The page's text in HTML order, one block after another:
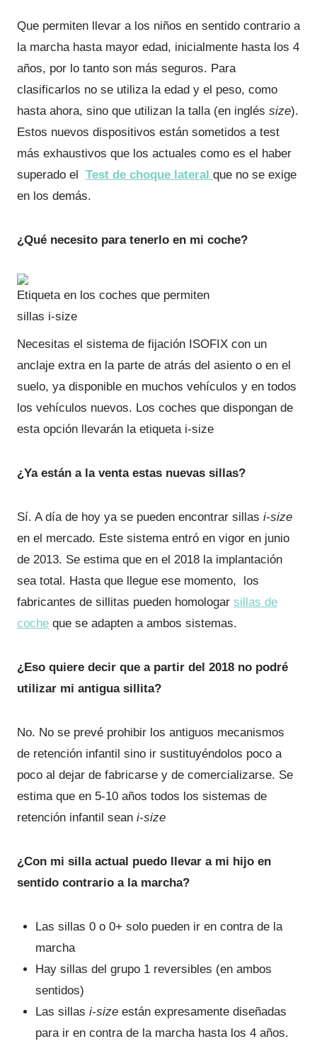
Que permiten llevar a los niños en sentido contrario a
la marcha hasta mayor edad, inicialmente hasta los 4
años, por lo tanto son más seguros. Para
clasificarlos no se utiliza la edad y el peso, como
hasta ahora, sino que utilizan la talla (en inglés size).
Estos nuevos dispositivos están sometidos a test
más exhaustivos que los actuales como es el haber
superado el Test de choque lateral que no se exige
en los demás.
¿Qué necesito para tenerlo en mi coche?
Etiqueta en los coches que permiten
sillas i-size
Necesitas el sistema de fijación ISOFIX con un
anclaje extra en la parte de atrás del asiento o en el
suelo, ya disponible en muchos vehículos y en todos
los vehículos nuevos. Los coches que dispongan de
esta opción llevarán la etiqueta i-size
¿Ya están a la venta estas nuevas sillas?
Sí. A día de hoy ya se pueden encontrar sillas i-size
en el mercado. Este sistema entró en vigor en junio
de 2013. Se estima que en el 2018 la implantación
sea total. Hasta que llegue ese momento, los
fabricantes de sillitas pueden homologar sillas de
coche que se adapten a ambos sistemas.
¿Eso quiere decir que a partir del 2018 no podré
utilizar mi antigua sillita?
No. No se prevé prohibir los antiguos mecanismos
de retención infantil sino ir sustituyéndolos poco a
poco al dejar de fabricarse y de comercializarse. Se
estima que en 5-10 años todos los sistemas de
retención infantil sean i-size
¿Con mi silla actual puedo llevar a mi hijo en
sentido contrario a la marcha?
Las sillas 0 o 0+ solo pueden ir en contra de la
marcha
Hay sillas del grupo 1 reversibles (en ambos
sentidos)
Las sillas i-sizeestán expresamente diseñadas
para ir en contra de la marcha hasta los 4 años.